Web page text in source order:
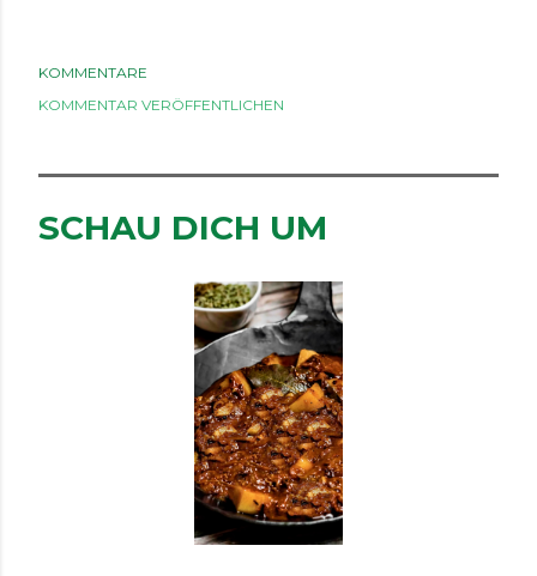
KOMMENTARE
KOMMENTAR VERÖFFENTLICHEN
SCHAU DICH UM